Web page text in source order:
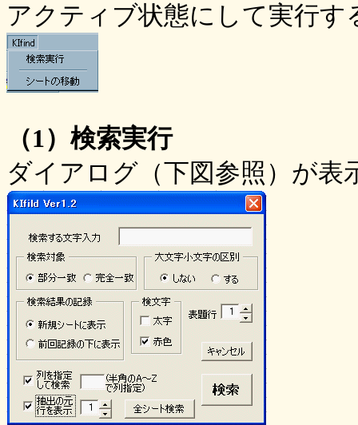
アクティブ状態にして実行す
（1）検索実行
ダイアログ（下図参照）が